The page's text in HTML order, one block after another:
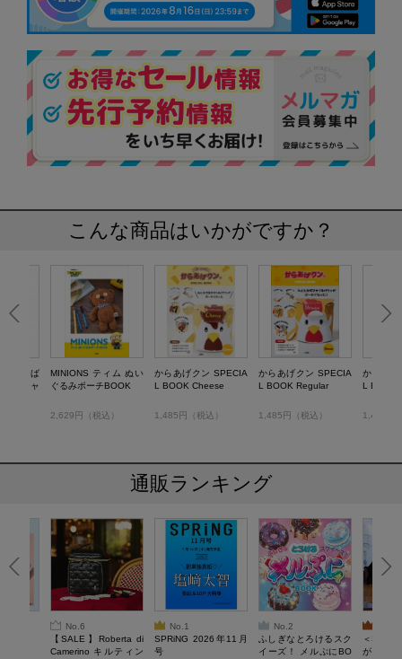
こんな商品はいかがですか？
ヒーおば
チ&チャ
MINIONS ティム ぬい
ぐるみポーチBOOK
2,629円（税込）
からあげクン SPECIA
L BOOK Cheese
1,485円（税込）
からあげクン SPECIA
L BOOK Regular
1,485円（税込）
からあ
L BOOK
1,485円
通販ランキング
No.6
【SALE】Roberta di
Camerino キルティン
No.1
SPRiNG 2026年11月
号
No.2
ふしぎなとろけるスク
イーズ！ メルぷにBO
＜SALE
がある